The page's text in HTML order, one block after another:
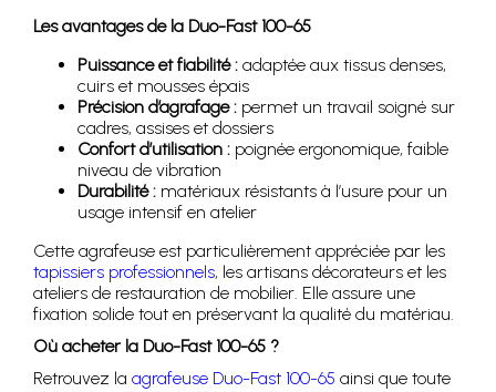
Les avantages de la Duo-Fast 100-65
Puissance et fiabilité : adaptée aux tissus denses,
cuirs et mousses épais
Précision d’agrafage : permet un travail soigné sur
cadres, assises et dossiers
Confort d’utilisation : poignée ergonomique, faible
niveau de vibration
Durabilité : matériaux résistants à l’usure pour un
usage intensif en atelier
Cette agrafeuse est particulièrement appréciée par les
tapissiers professionnels, les artisans décorateurs et les
ateliers de restauration de mobilier. Elle assure une
fixation solide tout en préservant la qualité du matériau.
Où acheter la Duo-Fast 100-65 ?
Retrouvez la agrafeuse Duo-Fast 100-65 ainsi que toute